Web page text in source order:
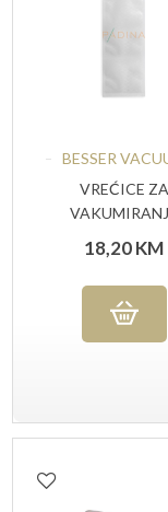
BESSER
VREĆICE ZA
50 KOM
18,20KM